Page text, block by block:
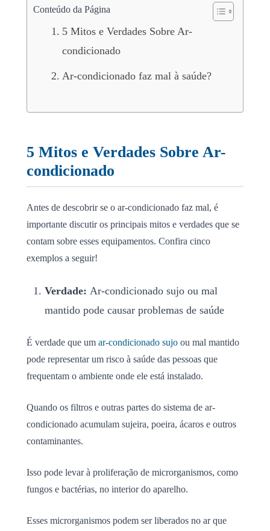
Conteúdo da Página
5 Mitos e Verdades Sobre Ar-
condicionado
Ar-condicionado faz mal à saúde?
5 Mitos e Verdades Sobre Ar-
condicionado
Antes de descobrir se o ar-condicionado faz mal, é
importante discutir os principais mitos e verdades que se
contam sobre esses equipamentos. Confira cinco
exemplos a seguir!
Verdade: Ar-condicionado sujo ou mal
mantido pode causar problemas de saúde
É verdade que um ar-condicionado sujo ou mal mantido
pode representar um risco à saúde das pessoas que
frequentam o ambiente onde ele está instalado.
Quando os filtros e outras partes do sistema de ar-
condicionado acumulam sujeira, poeira, ácaros e outros
contaminantes.
Isso pode levar à proliferação de microrganismos, como
fungos e bactérias, no interior do aparelho.
Esses microrganismos podem ser liberados no ar que